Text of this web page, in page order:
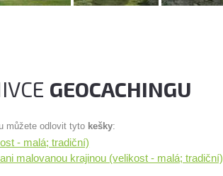
GEOCACHINGU
můžete odlovit tyto kešky:
- malá; tradiční)
malovanou krajinou (velikost - malá; tradiční)